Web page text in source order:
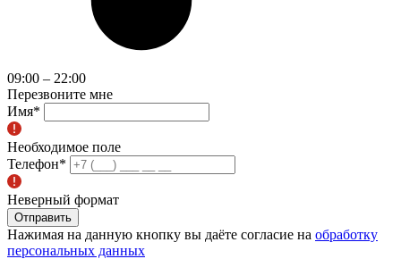
09:00 – 22:00
Перезвоните мне
Имя*
Необходимое поле
Телефон*
Неверный формат
Отправить
Нажимая на данную кнопку вы даёте согласие на обработку
персональных данных